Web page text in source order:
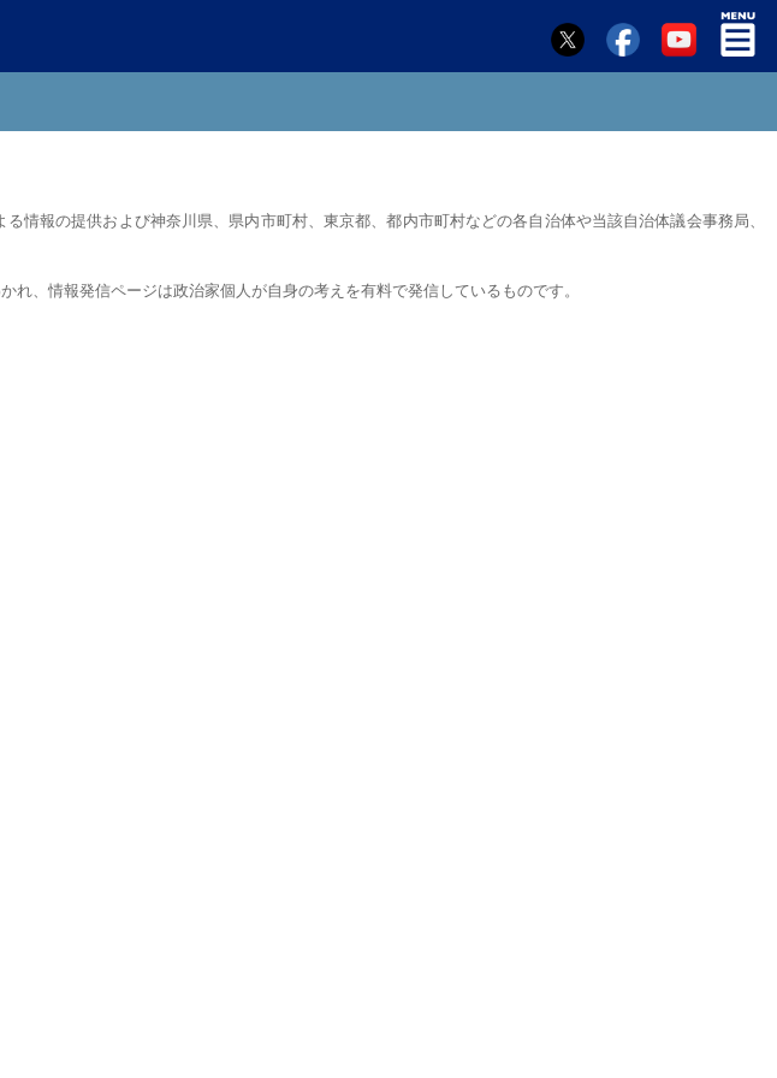
報の提供および神奈川県、県内市町村、東京都、都内市町村などの各自治体や当該自治体議会事務局、
、情報発信ページは政治家個人が自身の考えを有料で発信しているものです。